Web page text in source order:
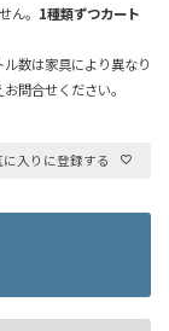
ん。 1種類ずつカート
数は家具により異なり
問合せください。
に入りに登録する